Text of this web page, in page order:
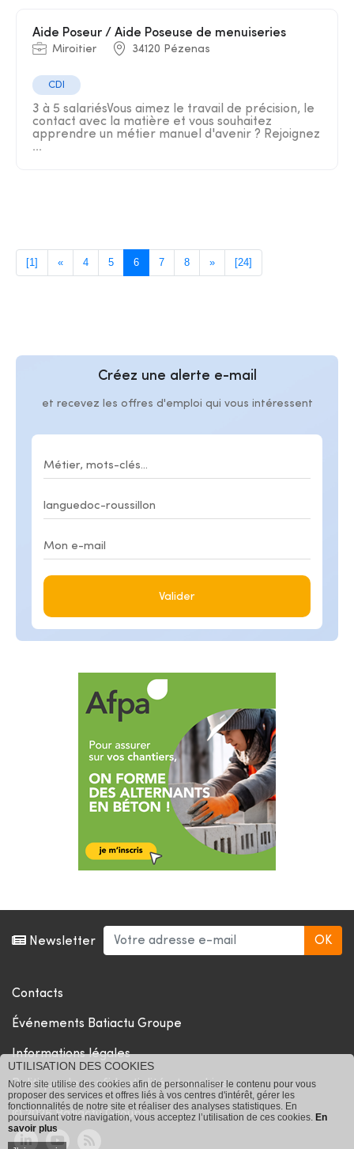
Aide Poseur / Aide Poseuse de menuiseries
Miroitier 34120 Pézenas
CDI
3 à 5 salariésVous aimez le travail de précision, le
contact avec la matière et vous souhaitez
apprendre un métier manuel d'avenir ? Rejoignez
...
[1] « 4 5 6 7 8 » [24]
Créez une alerte e-mail
et recevez les offres d'emploi qui vous intéressent
Valider
Newsletter
Contacts
Événements Batiactu Groupe
Informations légales
Politique de confidentialité et cookies
© 2026 Batiactu Groupe
UTILISATION DES COOKIES
Notre site utilise des cookies afin de personnaliser le contenu pour vous
proposer des services et offres liés à vos centres d'intérêt, gérer les
fonctionnalités de notre site et réaliser des analyses statistiques. En
poursuivant votre navigation, vous acceptez l’utilisation de ces cookies. En
savoir plus